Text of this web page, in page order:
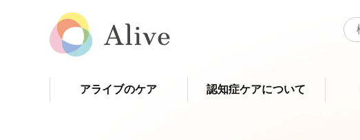
アライブのケア 認知症ケアについて